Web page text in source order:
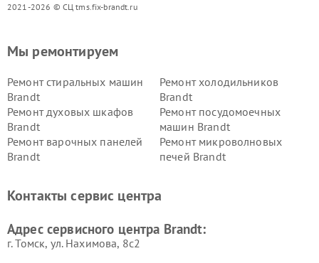
2021-2026 © СЦ tms.fix-brandt.ru
Мы ремонтируем
Ремонт стиральных машин
Brandt
Ремонт холодильников
Brandt
Ремонт духовых шкафов
Brandt
Ремонт посудомоечных
машин Brandt
Ремонт варочных панелей
Brandt
Ремонт микроволновых
печей Brandt
Контакты сервис центра
Адрес сервисного центра Brandt:
г. Томск, ул. Нахимова, 8с2